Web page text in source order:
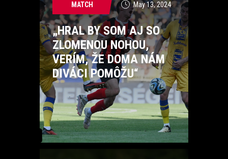
MATCH May 13, 2024
„HRAL BY SOM AJ SO
ZLOMENOU NOHOU,
VERÍM, ŽE DOMA NÁM
DIVÁCI POMÔŽU“